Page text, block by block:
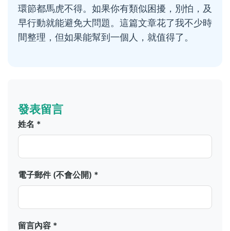
環節都馬虎不得。如果你有類似困擾，別怕，及
早行動就能避免大問題。這篇文章花了我不少時
間整理，但如果能幫到一個人，就值得了。
發表留言
姓名 *
電子郵件 (不會公開) *
留言內容 *